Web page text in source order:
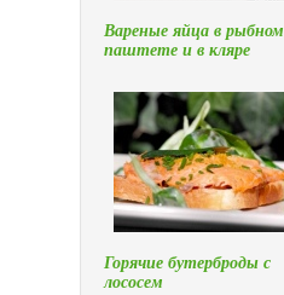
Вареные яйца в рыбном
паштете и в кляре
Горячие бутерброды с
лососем